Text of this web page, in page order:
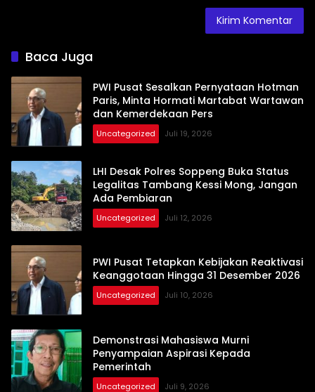
Baca Juga
PWI Pusat Sesalkan Pernyataan Hotman
Paris, Minta Hormati Martabat Wartawan
dan Kemerdekaan Pers
Uncategorized Juli 19, 2026
LHI Desak Polres Soppeng Buka Status
Legalitas Tambang Kessi Mong, Jangan
Ada Pembiaran
Uncategorized Juli 12, 2026
PWI Pusat Tetapkan Kebijakan Reaktivasi
Keanggotaan Hingga 31 Desember 2026
Uncategorized Juli 10, 2026
Demonstrasi Mahasiswa Murni
Penyampaian Aspirasi Kepada
Pemerintah
Uncategorized Juli 9, 2026